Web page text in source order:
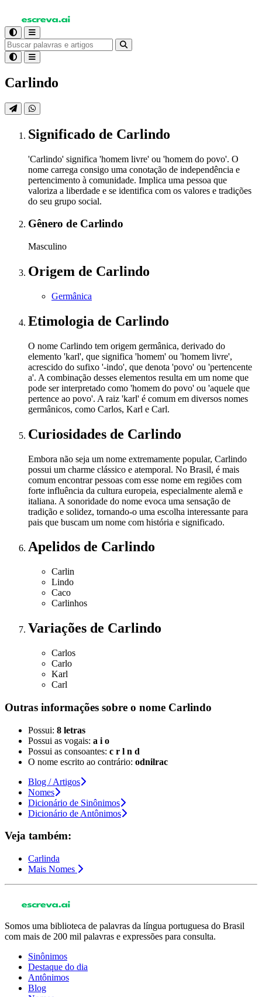
Carlindo
Significado de Carlindo
'Carlindo' significa 'homem livre' ou 'homem do povo'. O
nome carrega consigo uma conotação de independência e
pertencimento à comunidade. Implica uma pessoa que
valoriza a liberdade e se identifica com os valores e tradições
do seu grupo social.
Gênero de Carlindo
Masculino
Origem de Carlindo
Germânica
Etimologia de Carlindo
O nome Carlindo tem origem germânica, derivado do
elemento 'karl', que significa 'homem' ou 'homem livre',
acrescido do sufixo '-indo', que denota 'povo' ou 'pertencente
a'. A combinação desses elementos resulta em um nome que
pode ser interpretado como 'homem do povo' ou 'aquele que
pertence ao povo'. A raiz 'karl' é comum em diversos nomes
germânicos, como Carlos, Karl e Carl.
Curiosidades de Carlindo
Embora não seja um nome extremamente popular, Carlindo
possui um charme clássico e atemporal. No Brasil, é mais
comum encontrar pessoas com esse nome em regiões com
forte influência da cultura europeia, especialmente alemã e
italiana. A sonoridade do nome evoca uma sensação de
tradição e solidez, tornando-o uma escolha interessante para
pais que buscam um nome com história e significado.
Apelidos de Carlindo
Carlin
Lindo
Caco
Carlinhos
Variações de Carlindo
Carlos
Carlo
Karl
Carl
Outras informações sobre o nome Carlindo
Possui: 8 letras
Possui as vogais: a i o
Possui as consoantes: c r l n d
O nome escrito ao contrário: odnilrac
Blog / Artigos
Nomes
Dicionário de Sinônimos
Dicionário de Antônimos
Veja também:
Carlinda
Mais Nomes
Somos uma biblioteca de palavras da língua portuguesa do Brasil
com mais de 200 mil palavras e expressões para consulta.
Sinônimos
Destaque do dia
Antônimos
Blog